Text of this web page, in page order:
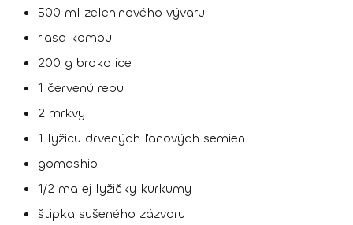
500 ml zeleninového vývaru
riasa kombu
200 g brokolice
1 červenú repu
2 mrkvy
1 lyžicu drvených ľanových semien
gomashio
1/2 malej lyžičky kurkumy
štipka sušeného zázvoru